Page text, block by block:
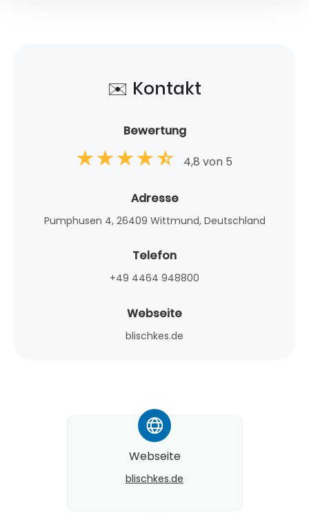
✉️ Kontakt
Bewertung
4,8 von 5
Adresse
Pumphusen 4, 26409 Wittmund, Deutschland
Telefon
+49 4464 948800
Webseite
blischkes.de
*
Webseite
blischkes.de